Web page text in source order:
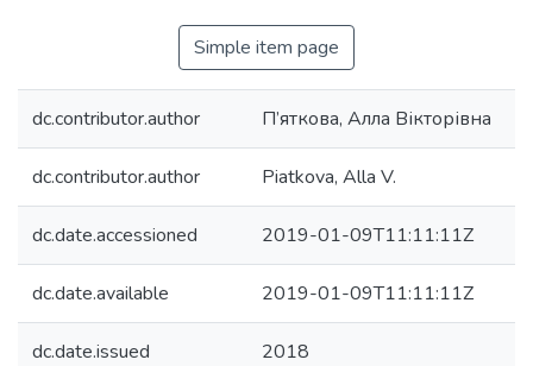
Simple item page
dc.contributor.author П’яткова, Алла Вікторівна
dc.contributor.author Piatkova, Alla V.
dc.date.accessioned 2019-01-09T11:11:11Z
dc.date.available 2019-01-09T11:11:11Z
dc.date.issued 2018